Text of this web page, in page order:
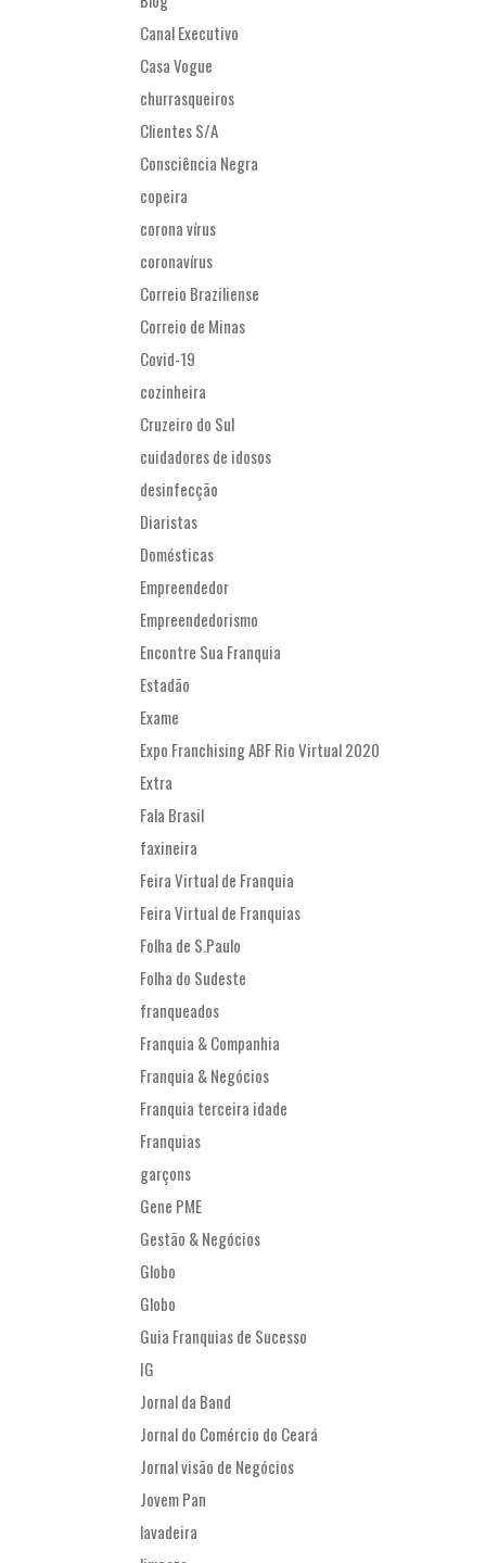
Canal Executivo
Casa Vogue
churrasqueiros
Clientes S/A
Consciência Negra
copeira
corona vírus
coronavírus
Correio Braziliense
Correio de Minas
Covid-19
cozinheira
Cruzeiro do Sul
cuidadores de idosos
desinfecção
Diaristas
Domésticas
Empreendedor
Empreendedorismo
Encontre Sua Franquia
Estadão
Exame
Expo Franchising ABF Rio Virtual 2020
Extra
Fala Brasil
faxineira
Feira Virtual de Franquia
Feira Virtual de Franquias
Folha de S.Paulo
Folha do Sudeste
franqueados
Franquia & Companhia
Franquia & Negócios
Franquia terceira idade
Franquias
garçons
Gene PME
Gestão & Negócios
Globo
Globo
Guia Franquias de Sucesso
IG
Jornal da Band
Jornal do Comércio do Ceará
Jornal visão de Negócios
Jovem Pan
lavadeira